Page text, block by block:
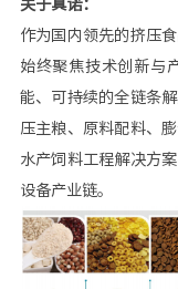
关于真诺：
作为国内领先的挤压
始终聚焦技术创新与
能、可持续的全链条
压主粮、原料配料、
水产饲料工程解决方
设备产业链。